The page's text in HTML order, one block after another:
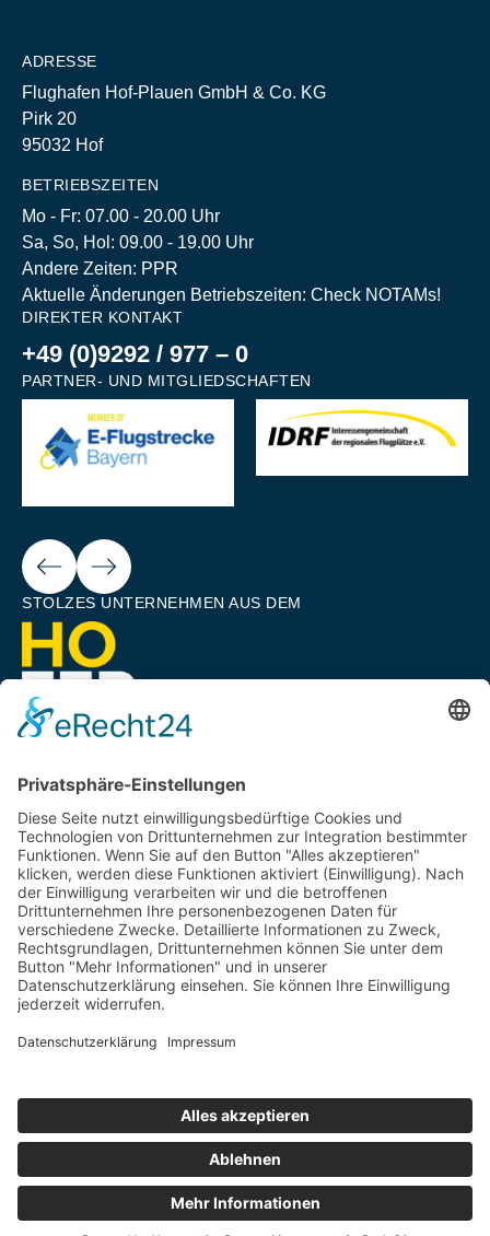
ADRESSE
Flughafen Hof-Plauen GmbH & Co. KG
Pirk 20
95032 Hof
BETRIEBSZEITEN
Mo - Fr: 07.00 - 20.00 Uhr
Sa, So, Hol: 09.00 - 19.00 Uhr
Andere Zeiten: PPR
Aktuelle Änderungen Betriebszeiten: Check NOTAMs!
DIREKTER KONTAKT
+49 (0)9292 / 977 – 0
PARTNER- UND MITGLIEDSCHAFTEN
Next
STOLZES UNTERNEHMEN AUS DEM
EIN UNTERNEHMEN VON
ImpressumDatenschutzAGB
KontaktNewsletter